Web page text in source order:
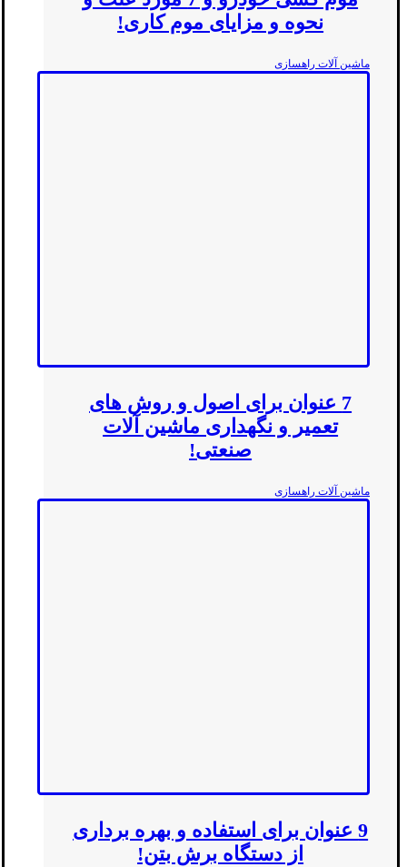
نحوه و مزایای موم کاری!
ماشین آلات راهسازی
7 عنوان برای اصول و روش های
تعمیر و نگهداری ماشین آلات
صنعتی!
ماشین آلات راهسازی
9 عنوان برای استفاده و بهره برداری
از دستگاه برش بتن!